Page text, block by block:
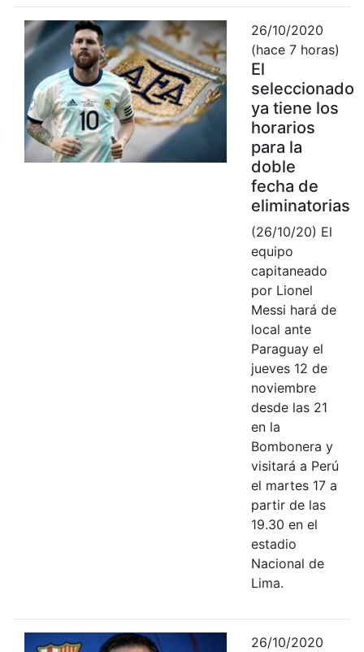
26/10/2020
(hace 7 horas)
El
seleccionado
ya tiene los
horarios
para la
doble
fecha de
eliminatorias
(26/10/20) El
equipo
capitaneado
por Lionel
Messi hará de
local ante
Paraguay el
jueves 12 de
noviembre
desde las 21
en la
Bombonera y
visitará a Perú
el martes 17 a
partir de las
19.30 en el
estadio
Nacional de
Lima.
26/10/2020